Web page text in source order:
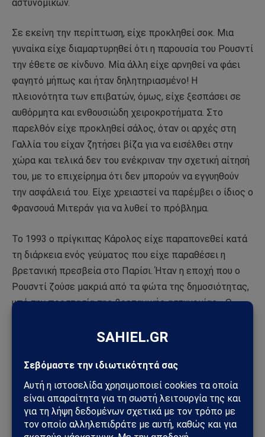
αστυνομικών.
Σε εκείνη την περίπτωση, είχε προκληθεί σοκ. Μια
γυναίκα είχε διαμαρτυρηθεί ότι η παρουσία του Ρουσντί
την έθετε σε κίνδυνο. Μία άλλη είχε αρνηθεί να φάει
φαγητό μήπως και ήταν δηλητηριασμένο! Η
πλειονότητα των επιβατών, όμως, είχε ξεσπάσει σε
αυθόρμητα και ενθουσιώδη χειροκροτήματα. Στο
παρελθόν είχε προκληθεί σάλος, όταν οι αρχές στη
Γαλλία του είχαν ζητήσει βίζα για να εισέλθει στην
χώρα και τελικά δεν του ενέκριναν την σχετική αίτησή
του, με το επιχείρημα ότι δεν μπορούν να εγγυηθούν
την ασφάλειά του. Είχε χρειαστεί να παρέμβει ο ίδιος ο
Φρανσουά Μιτεράν για να λυθεί το πρόβλημα.
Το 1993 ο πρίγκιπας Κάρολος είχε παραπονεθεί κατά
τη διάρκεια ενός γεύματος που είχε παραθέσει η
βρετανική πρεσβεία στο Παρίσι. Ήταν η εποχή που ο
Ρουσντί ζούσε μακριά από τα φώτα της δημοσιότητας,
υπό την προστασία της βρετανικής αστυνομίας. «Ο
προσθέτοντας ότι «η προστασία του κοστίζει στο
σπεύσει να σχολιάσει καυστικά. «Θα υπέθετα ότι
κοστίζει πολύ περισσότερο η προστασία του Πρίγκιπα
της Ουαλίας, ο οποίος, από όσο γνωρίζω, δεν έχει
παρουσιάσει κάτι ενδιαφέρον».
«Είμαι φιμωμένος και φυλακισμένος. Θα ήθελα να